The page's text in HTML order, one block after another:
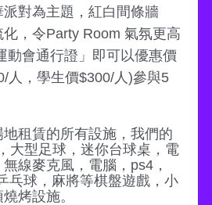
對為主題，紅白間條牆
，令Party Room 氣氛更高
動會通行證」即可以優惠價
人，學生價$300/人)參與5
租賃的所有設施，我們的
大型足球，迷你台球桌，電
線麥克風，電腦，ps4，
乓球，麻將等棋盤遊戲，小
烤設施。